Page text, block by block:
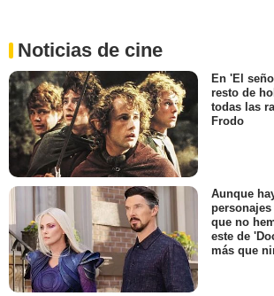
Noticias de cine
En 'El
resto de
todas las
Frodo
Aunque
que no
este de
más que